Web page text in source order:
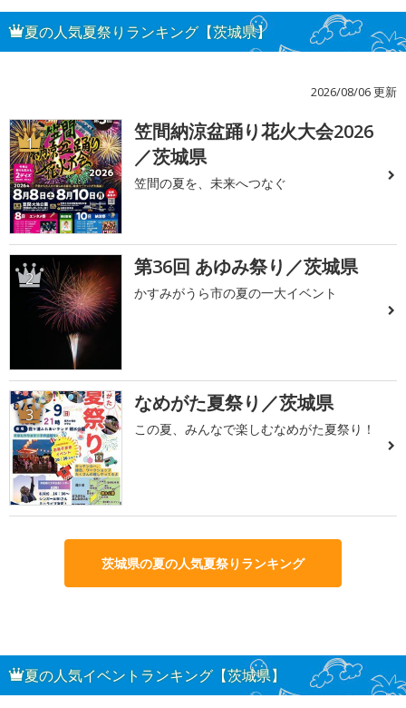
夏の人気夏祭りランキング【茨城県】
2026/08/06 更新
1
笠間納涼盆踊り花火大会2026
／茨城県
笠間の夏を、未来へつなぐ
2 第36回 あゆみ祭り／茨城県
かすみがうら市の夏の一大イベント
3 なめがた夏祭り／茨城県
この夏、みんなで楽しむなめがた夏祭り！
茨城県の夏の人気夏祭りランキング
夏の人気イベントランキング【茨城県】